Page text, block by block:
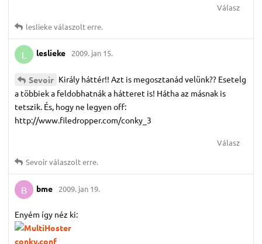
Válasz
lesliekeválaszolt erre.
L leslieke 2009. jan 15.
Sevoir Király háttér!! Azt is megosztanád velünk?? Esetelg
a többiek a feldobhatnák a hátteret is! Hátha az másnak is
tetszik. És, hogy ne legyen off:
http://www.filedropper.com/conky_3
Válasz
Sevoirválaszolt erre.
B bme 2009. jan 19.
Enyém így néz ki:
conky.conf